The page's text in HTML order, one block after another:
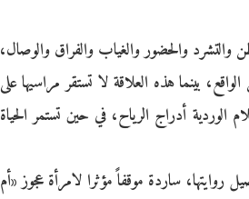
والتشرد والحضور والغياب والفراق والوصال،
بينما هذه العلاقة لا تستقر مراسيها على
أدراج الرياح، في حين تستمر الحياة
روايتها، ساردة موقفاً مؤثرا لامرأة عجوز «أم